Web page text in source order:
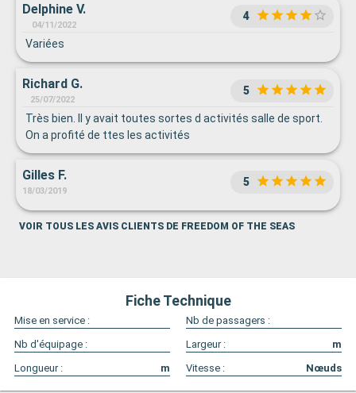
Delphine V.
04/11/2022
4
Variées
Richard G.
25/07/2022
5
Très bien. Il y avait toutes sortes d activités salle de sport.
On a profité de ttes les activités
Gilles F.
18/03/2019
5
VOIR TOUS LES AVIS CLIENTS DE FREEDOM OF THE SEAS
Fiche Technique
Mise en service :
Nb de passagers :
Nb d'équipage :
Largeur :
m
Longueur :
m Vitesse : Nœuds